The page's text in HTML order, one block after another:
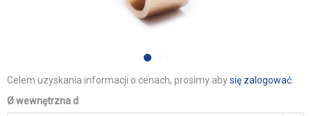
Celem uzyskania informacji o cenach, prosimy abysię zalogować
Ø wewnętrzna d